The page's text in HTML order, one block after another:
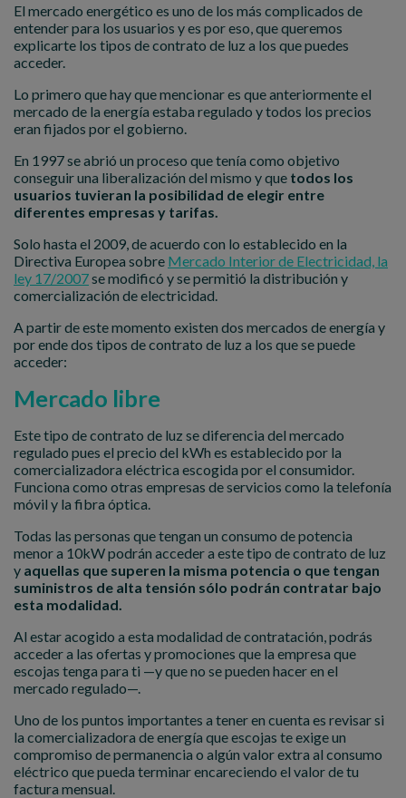
El mercado energético es uno de los más complicados de
entender para los usuarios y es por eso, que queremos
explicarte los tipos de contrato de luz a los que puedes
acceder.
Lo primero que hay que mencionar es que anteriormente el
mercado de la energía estaba regulado y todos los precios
eran fijados por el gobierno.
En 1997 se abrió un proceso que tenía como objetivo
conseguir una liberalización del mismo y que todos los
usuarios tuvieran la posibilidad de elegir entre
diferentes empresas y tarifas.
Solo hasta el 2009, de acuerdo con lo establecido en la
Directiva Europea sobre Mercado Interior de Electricidad, la
ley 17/2007se modificó y se permitió la distribución y
comercialización de electricidad.
A partir de este momento existen dos mercados de energía y
por ende dos tipos de contrato de luz a los que se puede
acceder:
Mercado libre
Este tipo de contrato de luz se diferencia del mercado
regulado pues el precio del kWh es establecido por la
comercializadora eléctrica escogida por el consumidor.
Funciona como otras empresas de servicios como la telefonía
móvil y la fibra óptica.
Todas las personas que tengan un consumo de potencia
menor a 10kW podrán acceder a este tipo de contrato de luz
y aquellas que superen la misma potencia o que tengan
suministros de alta tensión sólo podrán contratar bajo
esta modalidad.
Al estar acogido a esta modalidad de contratación, podrás
acceder a las ofertas y promociones que la empresa que
escojas tenga para ti —y que no se pueden hacer en el
mercado regulado—.
Uno de los puntos importantes a tener en cuenta es revisar si
la comercializadora de energía que escojas te exige un
compromiso de permanencia o algún valor extra al consumo
eléctrico que pueda terminar encareciendo el valor de tu
factura mensual.